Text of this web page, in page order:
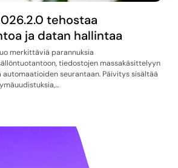
tehostaa
ja datan hallintaa
merkittäviä parannuksia
tiedostojen massakäsittelyyn
seurantaan. Päivitys sisältää